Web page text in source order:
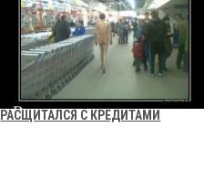
РАСЩИТАЛСЯ С КРЕДИТАМИ